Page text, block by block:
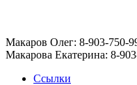
Макаров Олег: 8-903-750-
Макарова Екатерина: 8-
Ссылки